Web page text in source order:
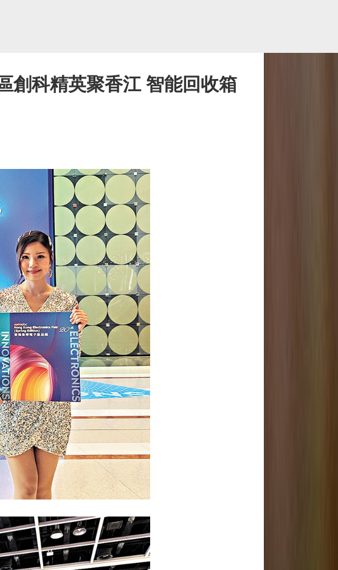
創科精英聚香江 智能回收箱